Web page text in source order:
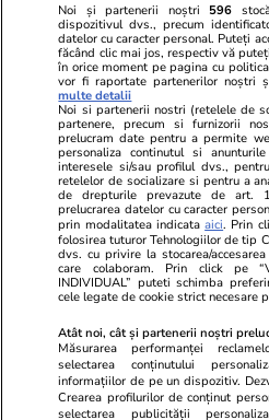
Wowbiz.ro
„Nu vreau să-i mai
numele”. Cristina
cu subînțeles pentru
la Ploiești: „Să-i dea
după suflet”
POLITIC
Politică
Noi și partenerii noștri 596
dispozitivul dvs., precum
datelor cu caracter personal. Puteți
făcând clic mai jos, respectiv vă
în orice moment pe pagina cu
vor fi raportate partenerilor noștri
multe detalii
Noi si partenerii nostri (retelele de
partenere, precum si furnizorii
prelucram date pentru a permite
personaliza continutul si
interesele si/sau profilul dvs.,
retelelor de socializare si pentru a
de drepturile prevazute de art.
prelucrarea datelor cu caracter
prin modalitatea indicataaici. Prin
folosirea tuturor Tehnologiilor de tip
dvs. cu privire la stocarea/
care colaboram. Prin click pe
INDIVIDUAL” puteti schimba
cele legate de cookie strict necesare
Atât noi, cât și partenerii noștri
Măsurarea performanței
selectarea conținutului
informațiilor de pe un dispozitiv.
Crearea profilurilor de conținut
selectarea publicității